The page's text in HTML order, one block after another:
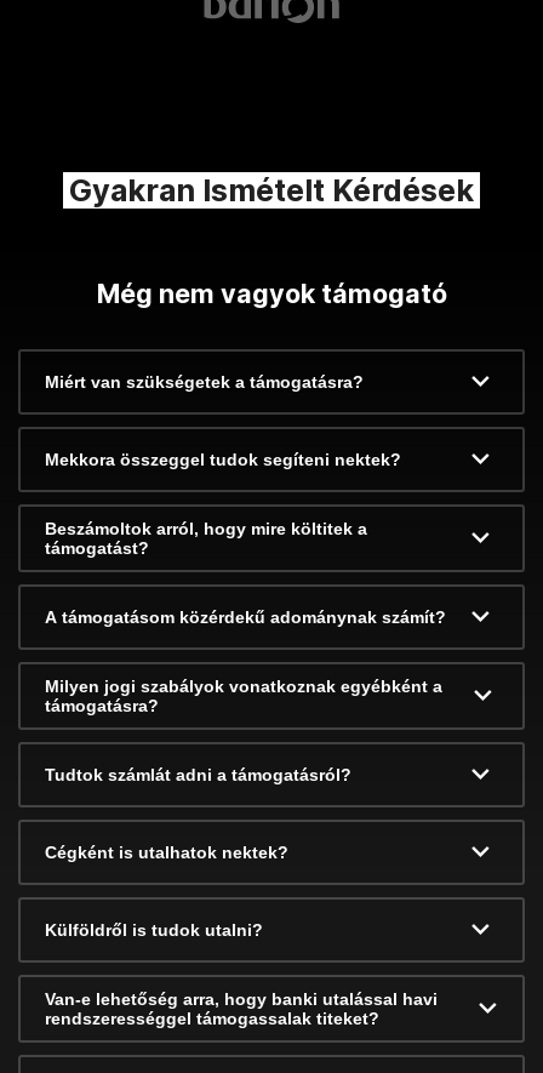
Gyakran Ismételt Kérdések
Még nem vagyok támogató
Miért van szükségetek a támogatásra?
Mekkora összeggel tudok segíteni nektek?
Beszámoltok arról, hogy mire költitek a
támogatást?
A támogatásom közérdekű adománynak számít?
Milyen jogi szabályok vonatkoznak egyébként a
támogatásra?
Tudtok számlát adni a támogatásról?
Cégként is utalhatok nektek?
Külföldről is tudok utalni?
Van-e lehetőség arra, hogy banki utalással havi
rendszerességgel támogassalak titeket?